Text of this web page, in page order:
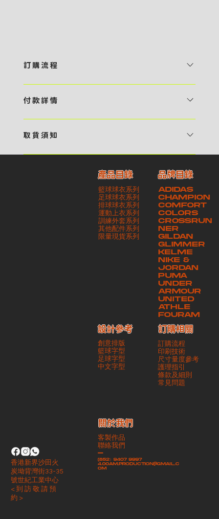
訂 購 流 程
預 約 〉，參看官網上的商品目錄和作品照片去選擇心儀的款式，同時可
報價 貴客可透過電郵方式或 WhatsApp 平台提交定製資料，4AM 團
相關價目，貴客最終確認後將獲取正式完整單據，請安排繳付貨款訂金以
啟動貨品製作 4 / 商品印製 訂金核實後，4AM 團隊將隨即開始製作 5
/ 貨品提取 商品製作完成後，4AM 團隊將聯絡貴客安排貨款餘額及提取
貨品。貴客可選擇最適合的付款方式以及取貨安排
付 款 詳 情
・ Payme ・ 現金機入數 ・ 銀行櫃檯入數 ・ ATM自動櫃員機轉帳 ・
交易單據。如貴客欲更改電郵地址，請與 4AM 團隊聯絡 - 貴客的付款
記錄可透過電郵 或 WhatsApp平台（ 請註明訂單編號 ）交予4AM 團
隊核實有關款項 - 任何轉帳或換匯交易手續費等額外費用，一概不歸屬
本公司之責任 - 貴客請於收獲本公司正式訂購單據後 3 個工作天內安排
付款。如未能按期繳付所需款項，貴客須緻交因逾期所衍生之額外行政費
取 貨 須 知
請與4AM團隊職員聯絡預約取貨時間｜​ ・ GoGoVan ｜即日完成配送
服務｜運費由貴客現金支付司機｜ ・ 順豐速運 ｜貨件運送需要多於2－
3個工作天｜到付｜​ - 貴客請於貨品可取日起之 10 個工作天內安排提取
貨品，如逾期未取，本公司將不予保存相關貨品。有關貨款訂金將不予歸
還，貴客仍須負責貨款餘額 - 貴客請於收貨時小心核對貨品數量及檢查
貨品品質 - 基於 S.F. Express / GoGoVan 等託運商為第三方服務，
本公司將保證貨品安全到達第三方手中。如第三方在運送過程中引致任何
有關貨品之遺失、損毀、誤投或運送延誤，本公司一律不負責
產品目錄
籃球球衣系列
足球球衣系列
排球球衣系列
運動上衣系列
訓練外套系列
其他配件系列
​限量現貨系列
ADIDAS
CHAMPION
COMFORT
COLORS
CROSSRUN
NER
GILDAN
GLIMMER
KELME
NIKE &
JORDAN
PUMA
UNDER
ARMOUR
UNITED
ATHLE
FOURAM
品牌目錄
創意排版
籃球字型
足球字型
​中文字型
設計參考
訂購流程
印刷技術
尺寸量度參考
護理指引
條款及細則
​常見問題
訂購相關
客製作品
聯絡我們
-
(852）9407 9997
4.00am.production@gmail.c
om
​關於我們
香港新界沙田火
炭坳背灣街33-35
號世紀工業中心
< 到 訪 敬 請 預
約 >